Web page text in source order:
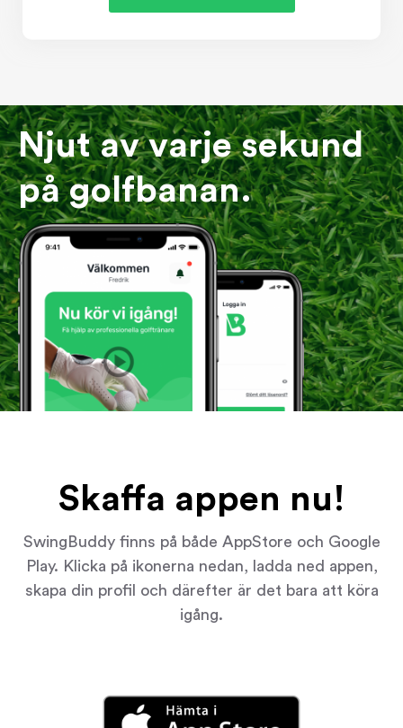
Njut av varje sekund
på golfbanan.
Skaffa appen nu!
SwingBuddy finns på både AppStore och Google
Play. Klicka på ikonerna nedan, ladda ned appen,
skapa din profil och därefter är det bara att köra
igång.